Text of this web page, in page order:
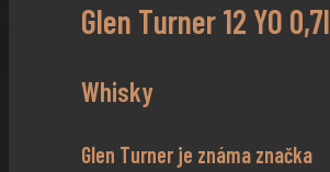
Glen Turner 12 YO 0,7l
Whisky
Glen Turner je známa značka